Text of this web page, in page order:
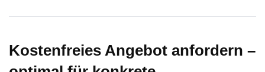
Kostenfreies Angebot anfordern –